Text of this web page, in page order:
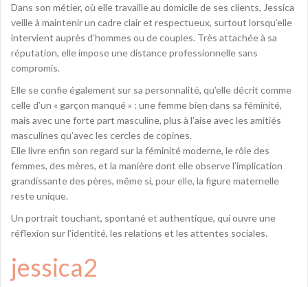
Dans son métier, où elle travaille au domicile de ses clients, Jessica
veille à maintenir un cadre clair et respectueux, surtout lorsqu’elle
intervient auprès d’hommes ou de couples. Très attachée à sa
réputation, elle impose une distance professionnelle sans
compromis.
Elle se confie également sur sa personnalité, qu’elle décrit comme
celle d’un « garçon manqué » : une femme bien dans sa féminité,
mais avec une forte part masculine, plus à l’aise avec les amitiés
masculines qu’avec les cercles de copines.
Elle livre enfin son regard sur la féminité moderne, le rôle des
femmes, des mères, et la manière dont elle observe l’implication
grandissante des pères, même si, pour elle, la figure maternelle
reste unique.
Un portrait touchant, spontané et authentique, qui ouvre une
réflexion sur l’identité, les relations et les attentes sociales.
jessica2